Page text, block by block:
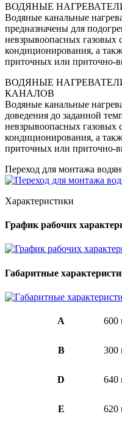
ВОДЯНЫЕ
Водяные канальные
предназначены для
невзрывоопасных газовых
кондиционирования, а
приточных или приточно-
ВОДЯНЫЕ
КАНАЛОВ
Водяные канальные
доведения до заданной
невзрывоопасных газовых
кондиционирования, а
приточных или приточно-
Переход для монтажа
Характеристики
График рабочих
Габаритные
A 600
B 300
D 640
E 620